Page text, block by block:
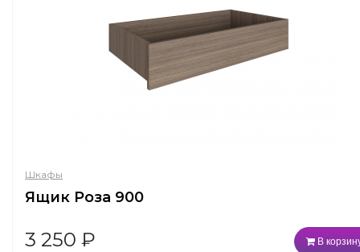
Шкафы
Ящик Роза 900
3 250 ₽ В